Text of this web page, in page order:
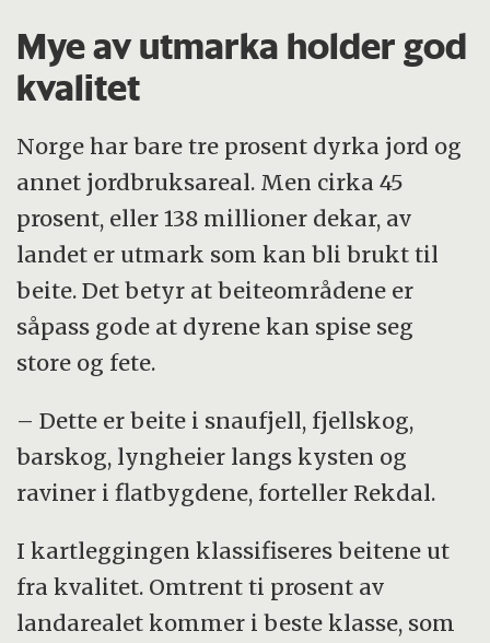
Mye av utmarka holder god
kvalitet
Norge har bare tre prosent dyrka jord og
annet jordbruksareal. Men cirka 45
prosent, eller 138 millioner dekar, av
landet er utmark som kan bli brukt til
beite. Det betyr at beiteområdene er
såpass gode at dyrene kan spise seg
store og fete.
– Dette er beite i snaufjell, fjellskog,
barskog, lyngheier langs kysten og
raviner i flatbygdene, forteller Rekdal.
I kartleggingen klassifiseres beitene ut
fra kvalitet. Omtrent ti prosent av
landarealet kommer i beste klasse, som